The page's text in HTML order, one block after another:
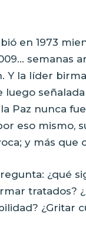
en 1973
semanas
Y la líder
luego
Paz nunca
eso mismo,
y más que
¿qué
tratados?
¿Gritar